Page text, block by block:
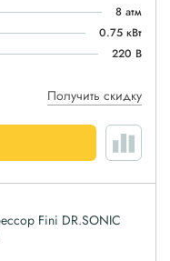
8 атм
0.75 кВт
220 В
Получить скидку
Fini DR.SONIC